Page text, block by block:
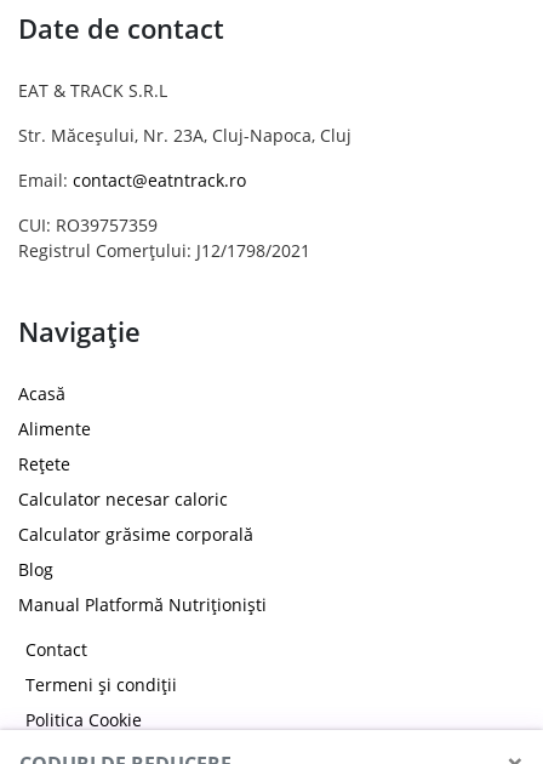
Date de contact
EAT & TRACK S.R.L
Str. Măceșului, Nr. 23A, Cluj-Napoca, Cluj
Email: contact@eatntrack.ro
CUI: RO39757359
Registrul Comerțului: J12/1798/2021
Navigație
Acasă
Alimente
Rețete
Calculator necesar caloric
Calculator grăsime corporală
Blog
Manual Platformă Nutriționiști
Contact
Termeni și condiții
Politica Cookie
Politica de confidențialitate